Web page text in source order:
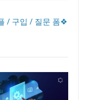
/ 구입 / 질문 폼❖